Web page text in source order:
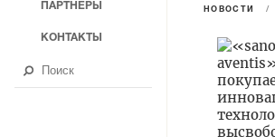
НОВОСТИ /
ПАРТНЕРЫ
КОНТАКТЫ